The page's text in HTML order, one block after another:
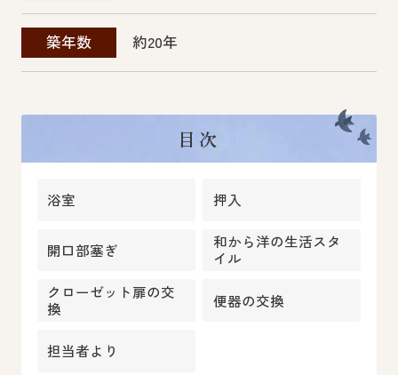
築年数 約20年
目次
浴室 押入
開口部塞ぎ
和から洋の生活スタ
イル
クローゼット扉の交
換
便器の交換
担当者より